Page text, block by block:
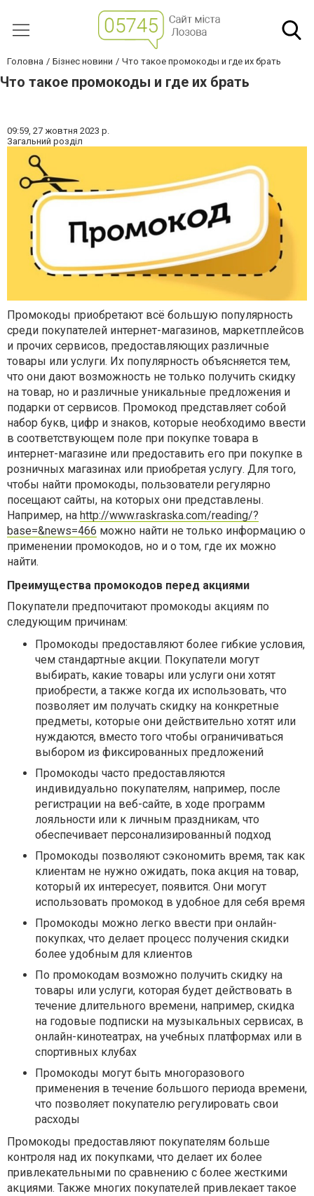
Головна Бізнес новини Что такое промокоды и где их брать
Что такое промокоды и где их брать
09:59, 27 жовтня 2023 р.
Загальний розділ
Промокоды приобретают всё большую популярность
среди покупателей интернет-магазинов, маркетплейсов
и прочих сервисов, предоставляющих различные
товары или услуги. Их популярность объясняется тем,
что они дают возможность не только получить скидку
на товар, но и различные уникальные предложения и
подарки от сервисов. Промокод представляет собой
набор букв, цифр и знаков, которые необходимо ввести
в соответствующем поле при покупке товара в
интернет-магазине или предоставить его при покупке в
розничных магазинах или приобретая услугу. Для того,
чтобы найти промокоды, пользователи регулярно
посещают сайты, на которых они представлены.
Например, на http://www.raskraska.com/reading/?
base=&news=466 можно найти не только информацию о
применении промокодов, но и о том, где их можно
найти.
Преимущества промокодов перед акциями
Покупатели предпочитают промокоды акциям по
следующим причинам:
Промокоды предоставляют более гибкие условия,
чем стандартные акции. Покупатели могут
выбирать, какие товары или услуги они хотят
приобрести, а также когда их использовать, что
позволяет им получать скидку на конкретные
предметы, которые они действительно хотят или
нуждаются, вместо того чтобы ограничиваться
выбором из фиксированных предложений
Промокоды часто предоставляются
индивидуально покупателям, например, после
регистрации на веб-сайте, в ходе программ
лояльности или к личным праздникам, что
обеспечивает персонализированный подход
Промокоды позволяют сэкономить время, так как
клиентам не нужно ожидать, пока акция на товар,
который их интересует, появится. Они могут
использовать промокод в удобное для себя время
Промокоды можно легко ввести при онлайн-
покупках, что делает процесс получения скидки
более удобным для клиентов
По промокодам возможно получить скидку на
товары или услуги, которая будет действовать в
течение длительного времени, например, скидка
на годовые подписки на музыкальных сервисах, в
онлайн-кинотеатрах, на учебных платформах или в
спортивных клубах
Промокоды могут быть многоразового
применения в течение большого периода времени,
что позволяет покупателю регулировать свои
расходы
Промокоды предоставляют покупателям больше
контроля над их покупками, что делает их более
привлекательными по сравнению с более жесткими
акциями. Также многих покупателей привлекает такое